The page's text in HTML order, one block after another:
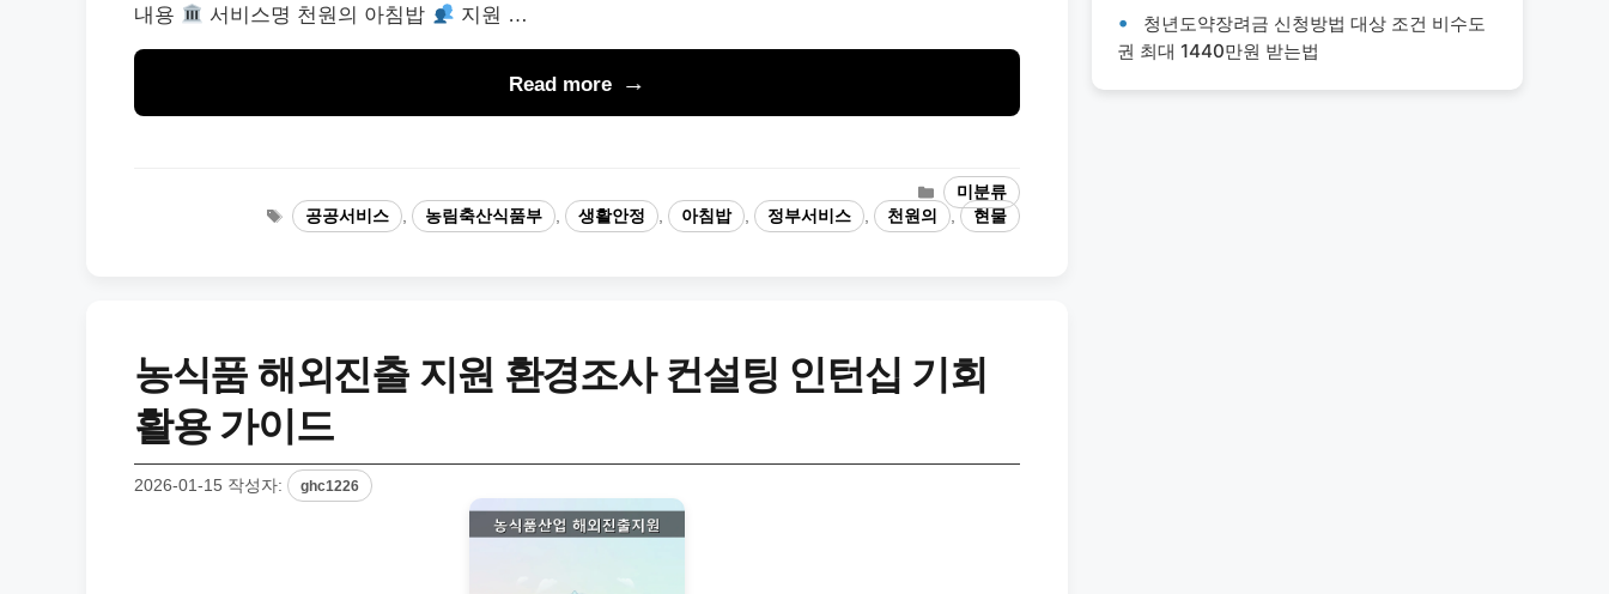
내용
서비스명 천원의 아침밥 지원 …
Read more
카
테
미분류
태
그
공공서비스 , 농림축산식품부 , 생활안정 , 아침밥 , 정부서비스 , 천원의 , 현물
농식품 해외진출 지원 환경조사 컨설팅 인턴십 기회
활용 가이드
2026-01-15 작성자: ghc1226
청년도약장려금 신청방법 대상 조건 비수도
권 최대 1440만원 받는법